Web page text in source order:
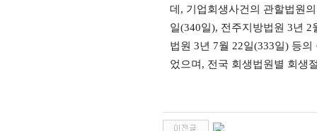
데 , 기업회생사건의 관할법원
일(340일), 전주지방법원 3년 2
법원 3년 7월 22일(333일) 등의
었으며 , 전국 회생법원별 회생